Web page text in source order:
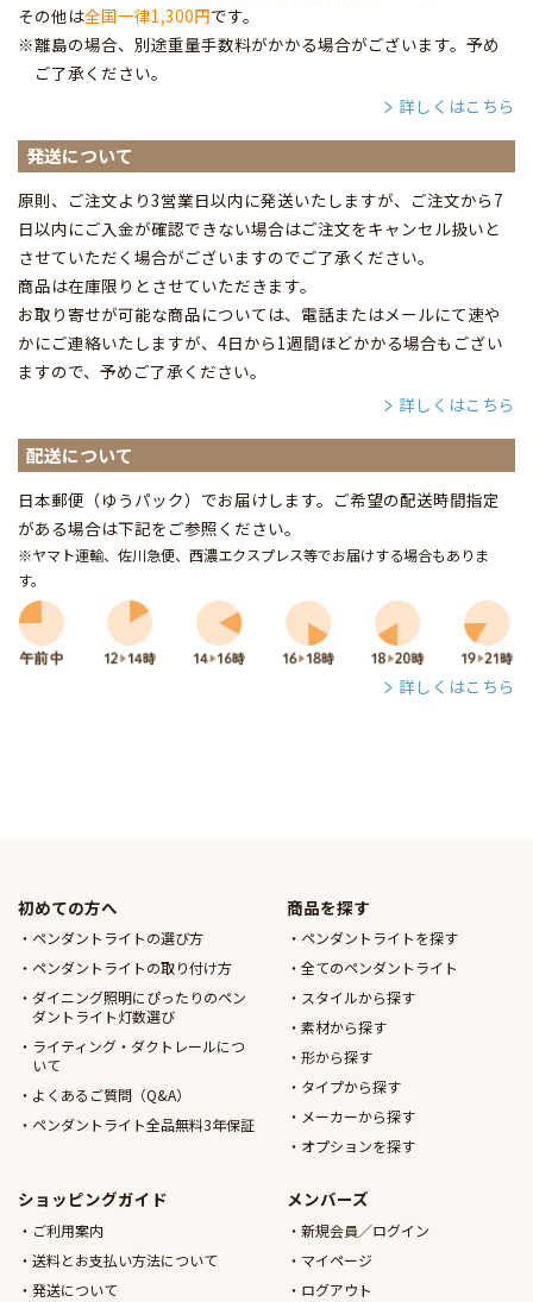
その他は全国一律1,300円です。
※離島の場合、別途重量手数料がかかる場合がございます。予め
ご了承ください。
詳しくはこちら
発送について
原則、ご注文より3営業日以内に発送いたしますが、ご注文から7
日以内にご入金が確認できない場合はご注文をキャンセル扱いと
させていただく場合がございますのでご了承ください。
商品は在庫限りとさせていただきます。
お取り寄せが可能な商品については、電話またはメールにて速や
かにご連絡いたしますが、4日から1週間ほどかかる場合もござい
ますので、予めご了承ください。
詳しくはこちら
配送について
日本郵便（ゆうパック）でお届けします。ご希望の配送時間指定
がある場合は下記をご参照ください。
※ヤマト運輸、佐川急便、西濃エクスプレス等でお届けする場合もありま
す。
詳しくはこちら
初めての方へ
ペンダントライトの選び方
ペンダントライトの取り付け方
ダイニング照明にぴったりのペン
ダントライト灯数選び
ライティング・ダクトレールにつ
いて
よくあるご質問（Q&A）
ペンダントライト全品無料3年保証
商品を探す
ペンダントライトを探す
全てのペンダントライト
スタイルから探す
素材から探す
形から探す
タイプから探す
メーカーから探す
オプションを探す
ショッピングガイド
ご利用案内
送料とお支払い方法について
発送について
メンバーズ
新規会員／ログイン
マイページ
ログアウト